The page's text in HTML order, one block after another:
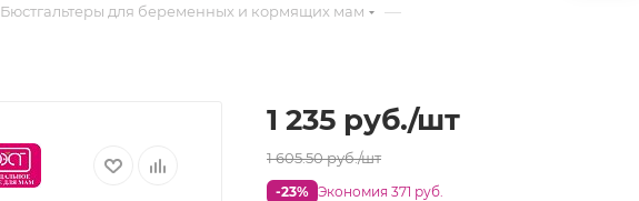
Бюстгальтеры для беременных и кормящих мам —
1 235 руб./шт
1 605.50руб./шт
-23% Экономия 371 руб.